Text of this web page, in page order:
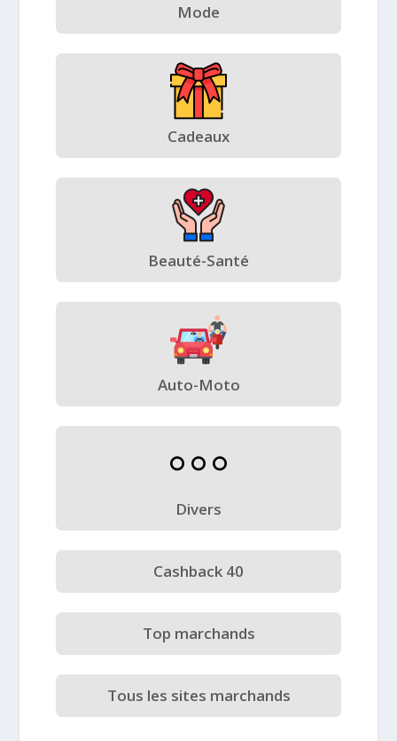
Mode
Cadeaux
Beauté-Santé
Auto-Moto
Divers
Cashback 40
Top marchands
Tous les sites marchands